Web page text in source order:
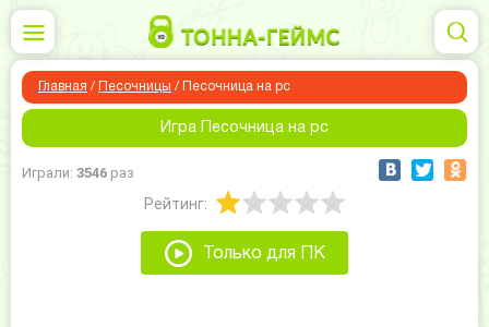
Главная / Песочницы / Песочница на pc
Игра Песочница на pc
Играли: 3546 раз
Рейтинг:
Только для ПК